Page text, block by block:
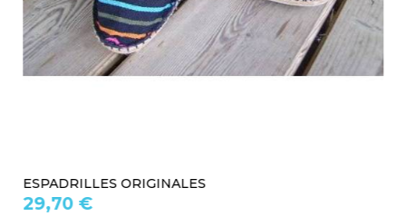
ESPADRILLES ORIGINALES
29,70 €